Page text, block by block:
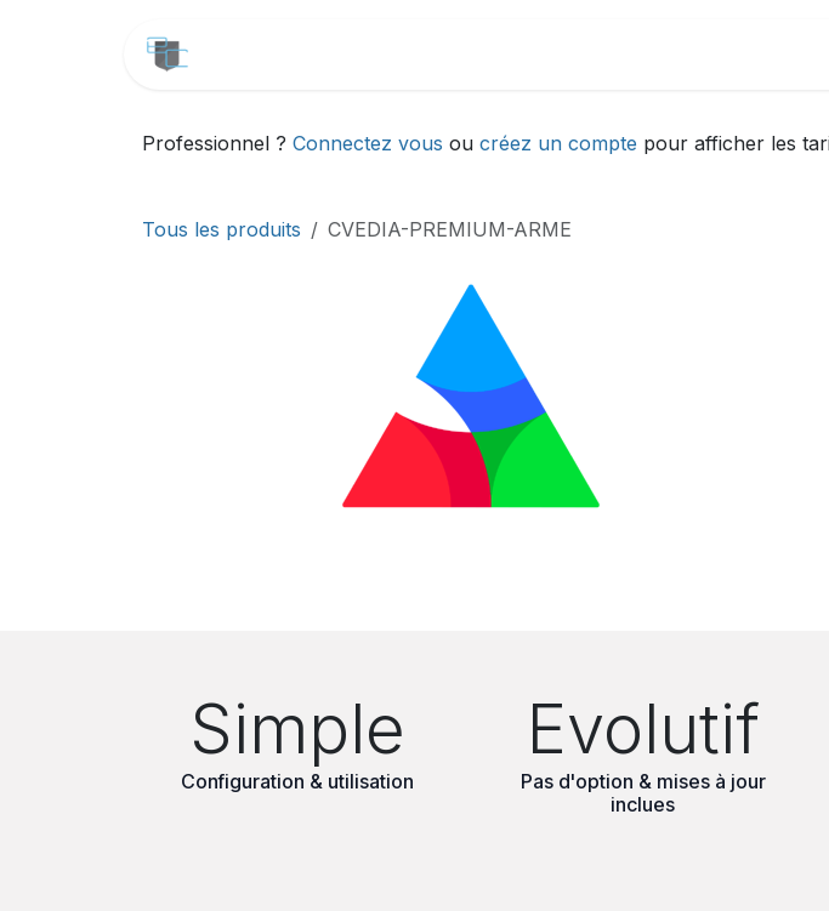
Professionnel ? Connectez vous ou créez un compte pour afficher les
Tous les produits CVEDIA-PREMIUM-ARME
Simple
Configuration & utilisation
Evolutif
Pas d'option & mises à jour
inclues